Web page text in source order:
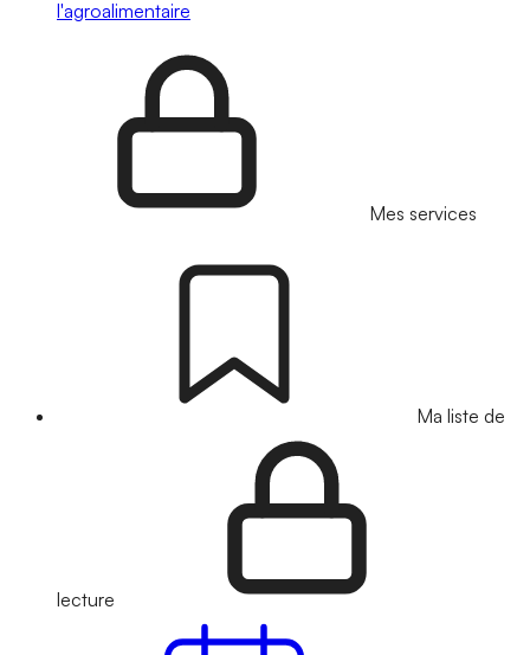
l'agroalimentaire
Mes services
Ma liste de
lecture